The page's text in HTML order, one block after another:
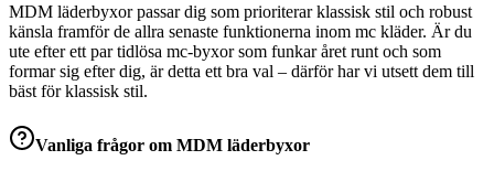
MDM läderbyxor passar dig som prioriterar klassisk stil och robust
känsla framför de allra senaste funktionerna inom mc kläder. Är du
ute efter ett par tidlösa mc-byxor som funkar året runt och som
formar sig efter dig, är detta ett bra val – därför har vi utsett dem till
bäst för klassisk stil.
Vanliga frågor om MDM läderbyxor